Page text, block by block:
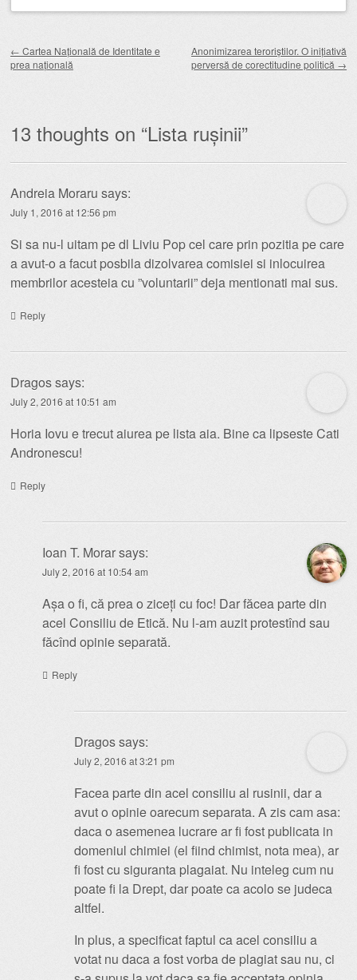
← Cartea Națională de Identitate e
prea națională
Anonimizarea teroriștilor. O inițiativă
perversă de corectitudine politică →
13 thoughts on “Lista rușinii”
Andreia Moraru says:
July 1, 2016 at 12:56 pm
Si sa nu-l uitam pe dl Liviu Pop cel care prin pozitia pe care
a avut-o a facut posbila dizolvarea comisiei si inlocuirea
membrilor acesteia cu ”voluntarii” deja mentionati mai sus.
Reply
Dragossays:
July 2, 2016 at 10:51 am
Horia Iovu e trecut aiurea pe lista aia. Bine ca lipseste Cati
Andronescu!
Reply
Ioan T. Morarsays:
July 2, 2016 at 10:54 am
Așa o fi, că prea o ziceți cu foc! Dar făcea parte din
acel Consiliu de Etică. Nu l-am auzit protestînd sau
făcînd opinie separată.
Reply
Dragossays:
July 2, 2016 at 3:21 pm
Facea parte din acel consiliu al rusinii, dar a
avut o opinie oarecum separata. A zis cam asa:
daca o asemenea lucrare ar fi fost publicata in
domeniul chimiei (el fiind chimist, nota mea), ar
fi fost cu siguranta plagaiat. Nu inteleg cum nu
poate fi la Drept, dar poate ca acolo se judeca
altfel.
In plus, a specificat faptul ca acel consiliu a
votat nu daca a fost vorba de plagiat sau nu, ci